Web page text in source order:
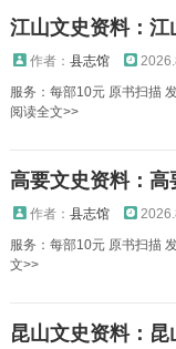
作者： 县志馆
服务：每部10元 原书扫描
阅读全文>>
作者： 县志馆
服务：每部10元 原书扫描
文>>